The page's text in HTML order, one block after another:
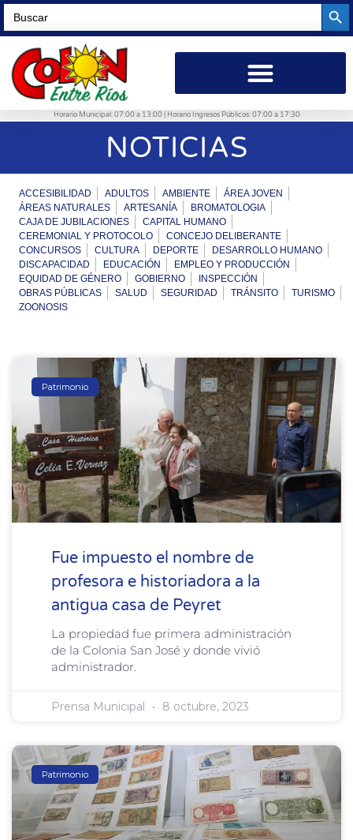
Search
for:
Horario Municipal: 07:00 a 13:00 | Horario Ingresos Públicos: 07:00 a 17:30
NOTICIAS
ACCESIBILIDAD ADULTOS AMBIENTE
ÁREA JOVEN
ÁREAS NATURALES
ARTESANÍA
BROMATOLOGIA
CAJA DE JUBILACIONES
CAPITAL HUMANO
CEREMONIAL Y PROTOCOLO
CONCEJO DELIBERANTE
CONCURSOS
CULTURA DEPORTE
DESARROLLO HUMANO
DISCAPACIDAD
EDUCACIÓN
EMPLEO Y PRODUCCIÓN
EQUIDAD DE GÉNERO
GOBIERNO
INSPECCIÓN
OBRAS PÚBLICAS
SALUD SEGURIDAD TRÁNSITO
TURISMO
ZOONOSIS
Patrimonio
Fue impuesto el nombre de
profesora e historiadora a la
antigua casa de Peyret
La propiedad fue primera administración
de la Colonia San José y donde vivió
administrador.
Prensa Municipal 8 octubre, 2023
Patrimonio